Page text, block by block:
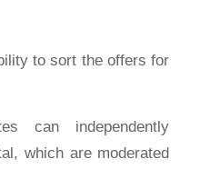
to sort the offers for
can independently
which are moderated